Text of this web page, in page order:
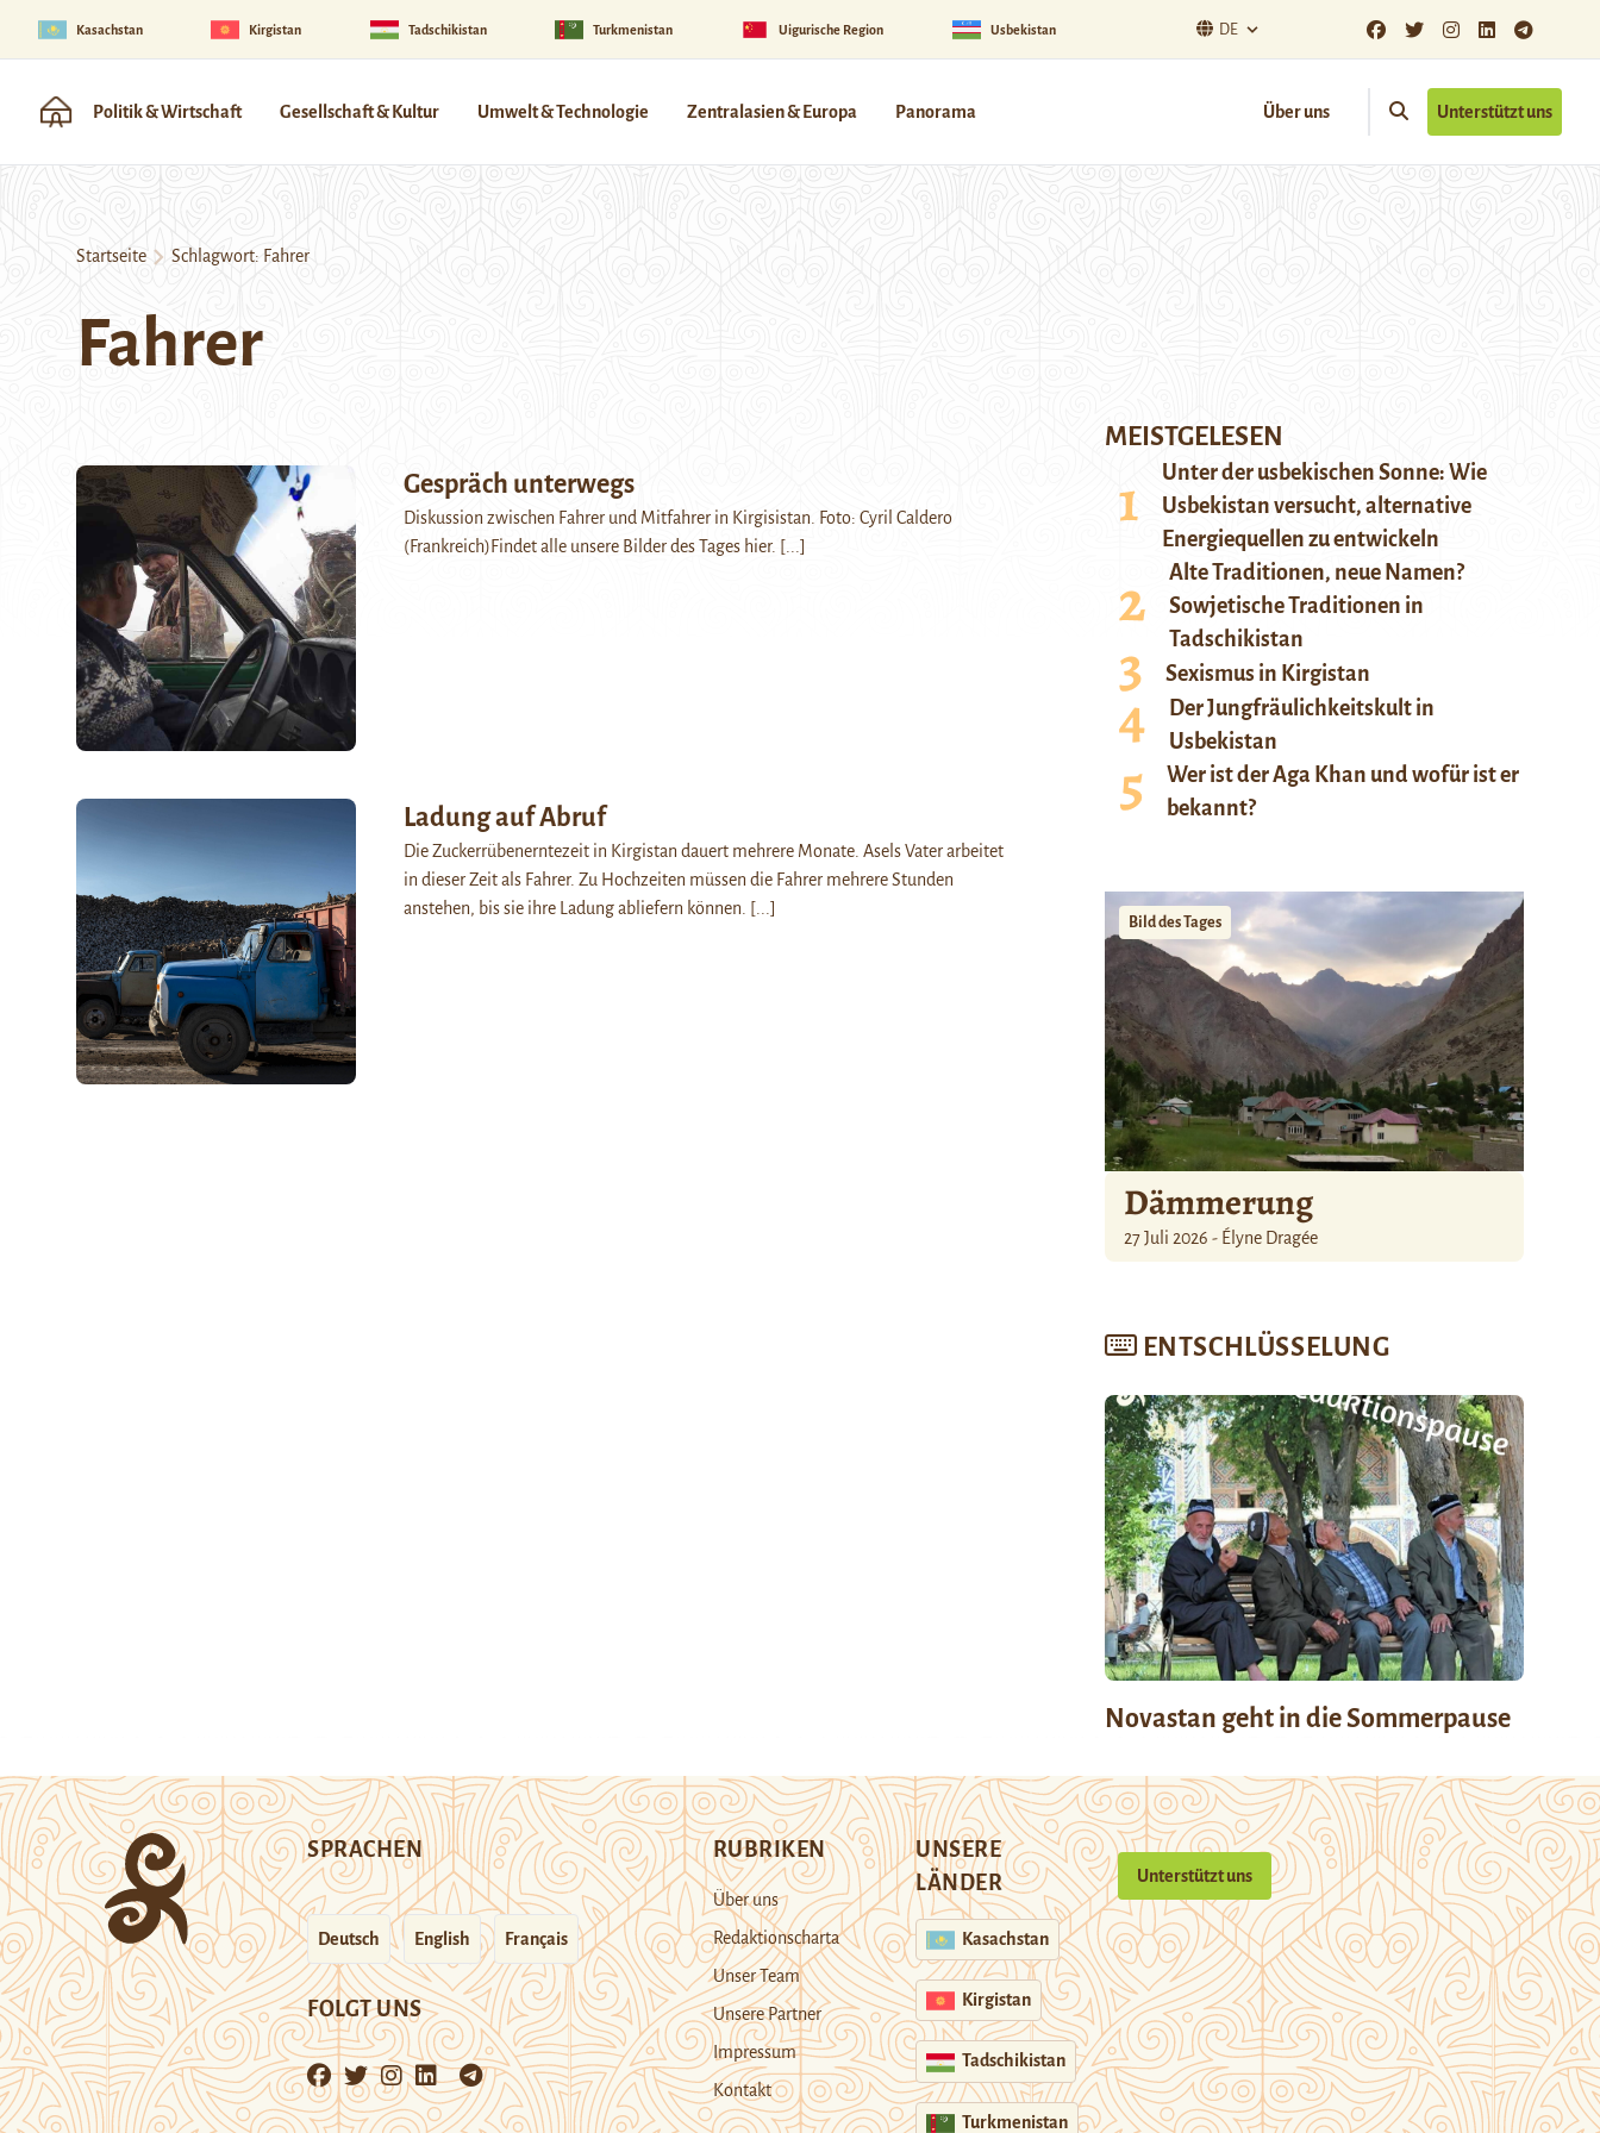
Kasachstan Kirgistan Tadschikistan Turkmenistan Uigurische Region Usbekistan DE
Politik & Wirtschaft Gesellschaft & Kultur Umwelt & Technologie Zentralasien & Europa Panorama Über uns Unterstützt uns
Startseite Schlagwort: Fahrer
Fahrer
Gespräch unterwegs
Diskussion zwischen Fahrer und Mitfahrer in Kirgisistan. Foto: Cyril Caldero
(Frankreich)Findet alle unsere Bilder des Tages hier. [...]
Ladung auf Abruf
Die Zuckerrübenerntezeit in Kirgistan dauert mehrere Monate. Asels Vater arbeitet
in dieser Zeit als Fahrer. Zu Hochzeiten müssen die Fahrer mehrere Stunden
anstehen, bis sie ihre Ladung abliefern können.
[...]
MEISTGELESEN
Unter der usbekischen Sonne: Wie
Usbekistan versucht, alternative
Energiequellen zu entwickeln
Alte Traditionen, neue Namen?
Sowjetische Traditionen in
Tadschikistan
Sexismus in Kirgistan
Der Jungfräulichkeitskult in
Usbekistan
Wer ist der Aga Khan und wofür ist er
bekannt?
Bild des Tages
Dämmerung
27 Juli 2026 - Élyne Dragée
ENTSCHLÜSSELUNG
Novastan geht in die Sommerpause
SPRACHEN
Deutsch English Français
FOLGT UNS
RUBRIKEN
Über uns
Redaktionscharta
Unser Team
Unsere Partner
Impressum
Kontakt
UNSERE
LÄNDER
Kasachstan
Kirgistan
Tadschikistan
Turkmenistan
Unterstützt uns